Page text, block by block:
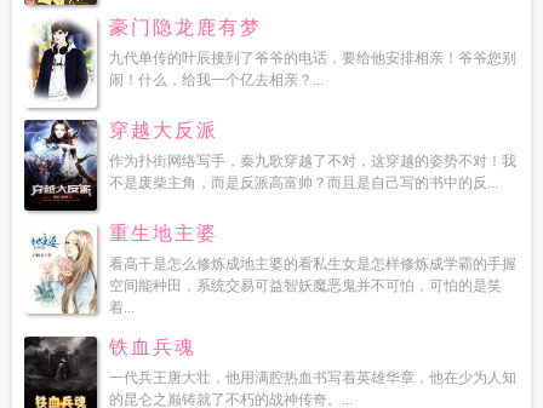
豪门隐龙鹿有梦
九代单传的叶辰接到了爷爷的电话，要给他安排相亲！爷爷您别
闹！什么，给我一个亿去相亲？...
穿越大反派
作为扑街网络写手，秦九歌穿越了不对，这穿越的姿势不对！我
不是废柴主角，而是反派高富帅？而且是自己写的书中的反...
重生地主婆
看高干是怎么修炼成地主婆的看私生女是怎样修炼成学霸的手握
空间能种田，系统交易可益智妖魔恶鬼并不可怕，可怕的是笑
着...
铁血兵魂
一代兵王唐大壮，他用满腔热血书写着英雄华章，他在少为人知
的昆仑之巅铸就了不朽的战神传奇。...